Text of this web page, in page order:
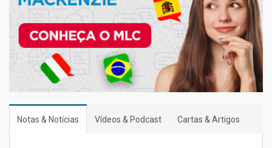
Notas & Notícias Vídeos & Podcast Cartas & Artigos